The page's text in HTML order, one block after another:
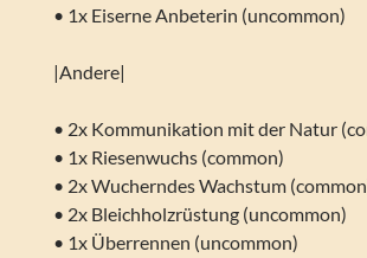
• 1x Eiserne Anbeterin (uncommon)
|Andere|
• 2x Kommunikation mit der Natur
• 1x Riesenwuchs (common)
• 2x Wucherndes Wachstum
• 2x Bleichholzrüstung (uncommon)
• 1x Überrennen (uncommon)